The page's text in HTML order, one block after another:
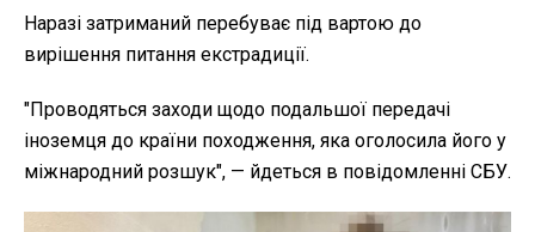
Наразі затриманий перебуває під вартою до
вирішення питання екстрадиції.
"Проводяться заходи щодо подальшої передачі
іноземця до країни походження, яка оголосила його у
міжнародний розшук", — йдеться в повідомленні СБУ.